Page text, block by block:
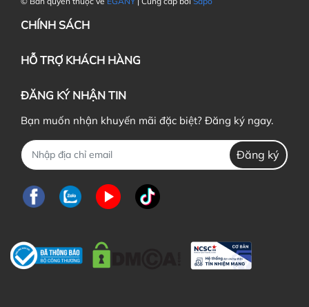
CHÍNH SÁCH
HỖ TRỢ KHÁCH HÀNG
ĐĂNG KÝ NHẬN TIN
Bạn muốn nhận khuyến mãi đặc biệt? Đăng ký ngay.
Đăng ký